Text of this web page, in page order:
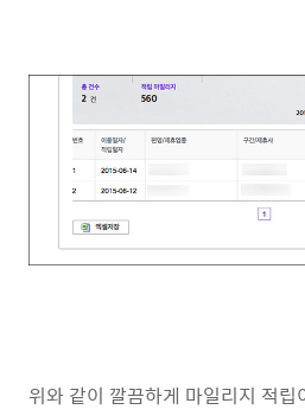
위와 같이 깔끔하게 마일리지 적